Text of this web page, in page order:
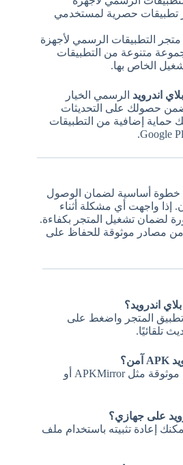
تطبيقات حصرية لمستخدمي
متجر التطبيقات الرسمي لأجهزة
متنوعة من التطبيقات
الخاص بها.
اندرويد الرسمي الخيار
يضمن حصولك على التحديثات
حماية إضافية من التطبيقات
خطوة أساسية لضمان الوصول
إذا واجهت أي مشكلة أثناء
لضمان تشغيل المتجر بكفاءة.
من مصادر موثوقة للحفاظ على
تطبيق المتجر واضغط على
تلقائيًا.
نعم، إذا تم التنزيل من مواقع موثوقة مثل APKMirror أو
إعادة تثبيته باستخدام ملف